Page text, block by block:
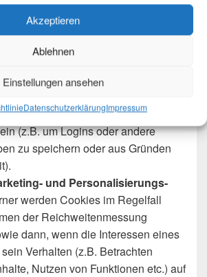
Akzeptieren
Ablehnen
Einstellungen ansehen
DatenschutzerklärungImpressum
von Werbetreibenden (sog. Dritten)
Benutzerinformationen zu
(auch: essentielle oder unbedingt
Betrieb einer Webseite unbedingt
(z.B. um Logins oder andere
zu speichern oder aus Gründen
und Personalisierungs-
werden Cookies im Regelfall
der Reichweitenmessung
dann, wenn die Interessen eines
Verhalten (z.B. Betrachten
Nutzen von Funktionen etc.) auf